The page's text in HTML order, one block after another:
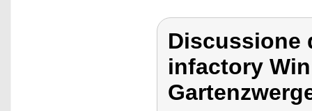
Discussione
infactory